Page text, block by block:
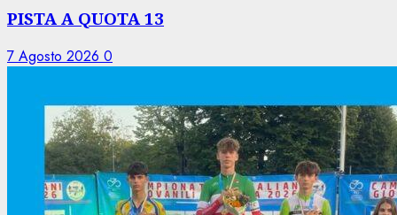
PISTA A QUOTA 13
7 Agosto 2026 0